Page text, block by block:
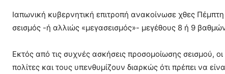
Ιαπωνική κυβερνητική επιτροπή ανακοίνωσε χθες
σεισμός -ή αλλιώς «μεγασεισμός»- μεγέθους 8 ή 9
Εκτός από τις συχνές ασκήσεις προσομοίωσης σεισμού,
πολίτες και τους υπενθυμίζουν διαρκώς ότι πρέπει να